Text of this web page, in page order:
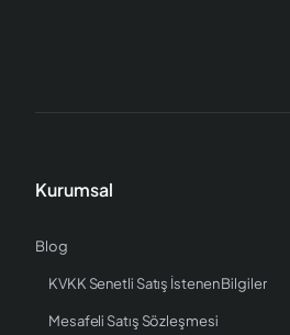
Kurumsal
Blog
KVKK Senetli Satış İstenen Bilgiler
Mesafeli Satış Sözleşmesi